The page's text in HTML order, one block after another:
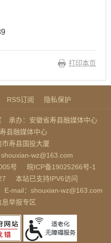
打印本页
RSS订阅 隐私保护
承办：安徽省寿县融媒体中心
县融媒体中心
寿县国投大厦
wz@163.com
号
皖ICP备19025266号-1
本站已支持IPV6访问
E-mail：shouxian-wz@163.com
息举报专区